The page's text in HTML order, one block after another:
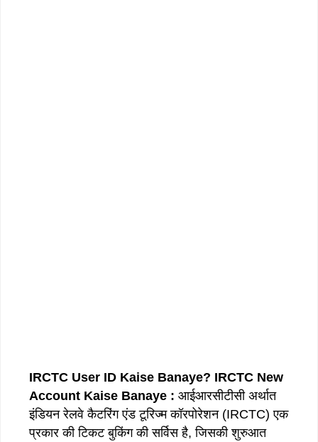
IRCTC User ID Kaise Banaye? IRCTC New
Account Kaise Banaye : आईआरसीटीसी अर्थात
इंडियन रेलवे कैटरिंग एंड टूरिज्म कॉरपोरेशन (IRCTC) एक
प्रकार की टिकट बुकिंग की सर्विस है, जिसकी शुरुआत